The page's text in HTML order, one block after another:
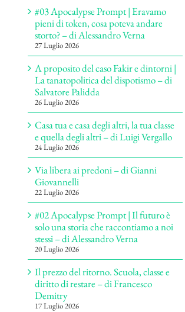
#03 Apocalypse Prompt | Eravamo
pieni di token, cosa poteva andare
storto? – di Alessandro Verna
27 Luglio 2026
A proposito del caso Fakir e dintorni |
La tanatopolitica del dispotismo – di
Salvatore Palidda
26 Luglio 2026
Casa tua e casa degli altri, la tua classe
e quella degli altri – di Luigi Vergallo
24 Luglio 2026
Via libera ai predoni – di Gianni
Giovannelli
22 Luglio 2026
#02 Apocalypse Prompt | Il futuro è
solo una storia che raccontiamo a noi
stessi – di Alessandro Verna
20 Luglio 2026
Il prezzo del ritorno. Scuola, classe e
diritto di restare – di Francesco
Demitry
17 Luglio 2026